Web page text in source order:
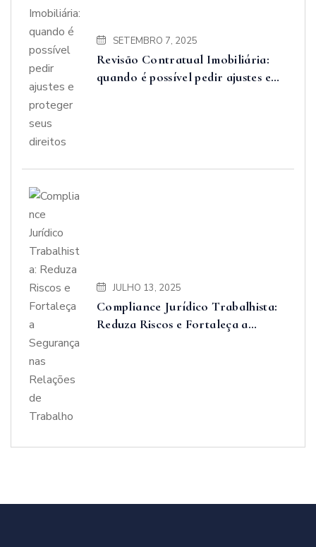
SETEMBRO 7, 2025
Revisão Contratual Imobiliária:
quando é possível pedir ajustes e
JULHO 13, 2025
Compliance Jurídico Trabalhista:
Reduza Riscos e Fortaleça a